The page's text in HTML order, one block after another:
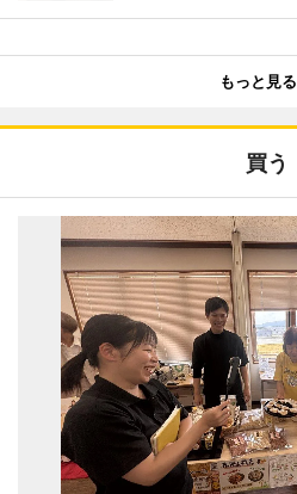
もっと見る
買う